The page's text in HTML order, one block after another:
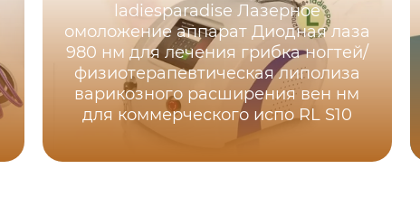
ladiesparadise Лазерное
омоложение аппарат Диодная лаза
980 нм для лечения грибка ногтей/
физиотерапевтическая липолиза
варикозного расширения вен нм
для коммерческого испо RL S10